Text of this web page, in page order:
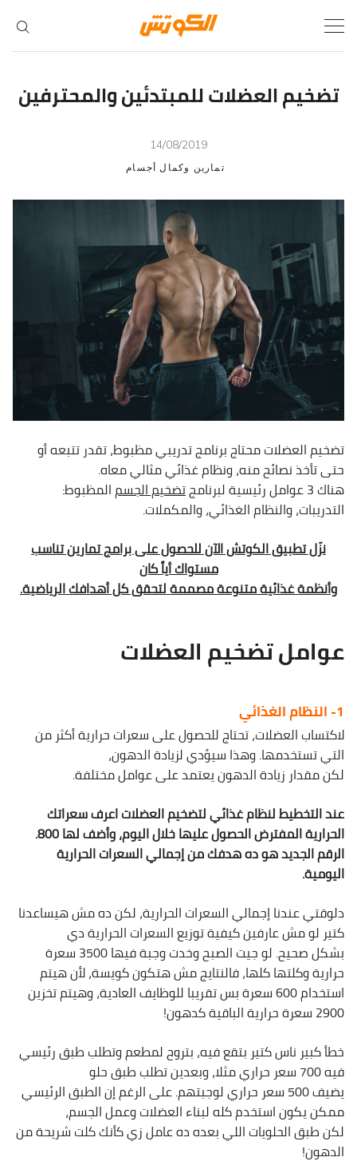
تضخيم العضلات للمبتدئين والمحترفين
14/08/2019
تمارين وكمال أجسام
تضخيم العضلات محتاج برنامج تدريبي مظبوط، تقدر تتبعه أو
حتى تأخذ نصائح منه، ونظام غذائي مثالي معاه.
هناك 3 عوامل رئيسية لبرنامج
تضخيم الجسمالمظبوط:
التدريبات، والنظام الغذائي، والمكملات.
نزّل تطبيق الكوتش الآن للحصول على برامج تمارين تناسب
مستواك أياً كان
وأنظمة غذائية متنوعة مصممة لتحقق كل أهدافك الرياضية.
عوامل تضخيم العضلات
1- النظام الغذائي
لاكتساب العضلات، تحتاج للحصول على سعرات حرارية أكثر من
التي تستخدمها. وهذا سيؤدي لزيادة الدهون،
لكن مقدار زيادة الدهون يعتمد على عوامل مختلفة.
عند التخطيط لنظام غذائي لتضخيم العضلات اعرف سعراتك
الحرارية المفترض الحصول عليها خلال اليوم، وأضف لها 800.
الرقم الجديد هو ده هدفك من إجمالي السعرات الحرارية
اليومية.
دلوقتي عندنا إجمالي السعرات الحرارية، لكن ده مش هيساعدنا
كتير لو مش عارفين كيفية توزيع السعرات الحرارية دي
بشكل صحيح. لو جيت الصبح وخدت وجبة فيها 3500 سعرة
حرارية وكلتها كلها، فالنتايج مش هتكون كويسة، لأن هيتم
استخدام 600 سعرة بس تقريبا للوظايف العادية، وهيتم تخزين
2900 سعرة حرارية الباقية كدهون!
خطأ كبير ناس كتير بتقع فيه، بتروح لمطعم وتطلب طبق رئيسي
فيه 700 سعر حراري مثلا، وبعدين تطلب طبق حلو
يضيف 500 سعر حراري لوجبتهم. على الرغم إن الطبق الرئيسي
ممكن يكون استخدم كله لبناء العضلات وعمل الجسم،
لكن طبق الحلويات اللي بعده ده عامل زي كأنك كلت شريحة من
الدهون!